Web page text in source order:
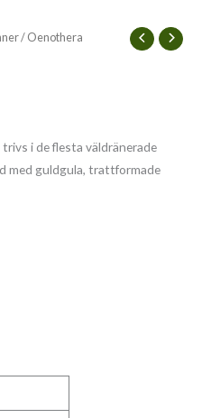
/ Oenothera
i de flesta väldränerade
med guldgula, trattformade